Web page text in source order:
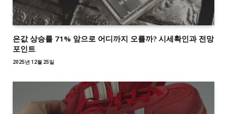
은값 상승률 71% 앞으로 어디까지 오를까? 시세확인과 전망
포인트
2025년 12월 25일